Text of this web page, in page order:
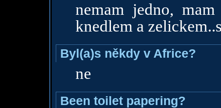
nemam jedno,
knedlem a
Byl(a)s někdy v Africe?
ne
Been toilet papering?